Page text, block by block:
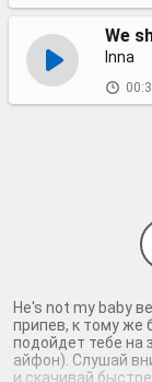
We
Inna
He's not my baby
припев, к тому же
подойдет тебе на
айфон). Слушай
и скачивай